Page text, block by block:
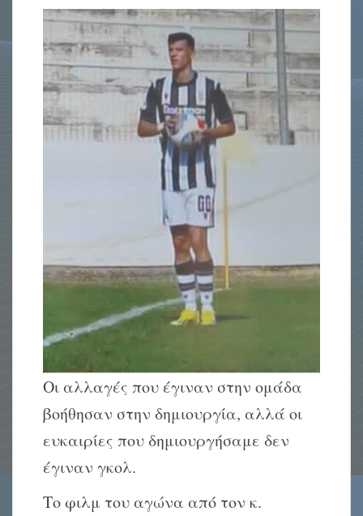
Οι αλλαγές που έγιναν στην ομάδα
βοήθησαν στην δημιουργία, αλλά οι
ευκαιρίες που δημιουργήσαμε δεν
έγιναν γκολ.
Το φιλμ του αγώνα από τον κ.